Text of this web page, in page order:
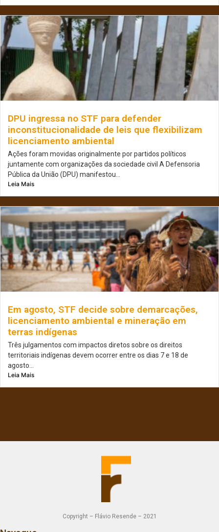
DPU ingressa no STF para defender
inconstitucionalidade de leis que flexibilizam
licenciamento ambiental
Ações foram movidas originalmente por partidos políticos
juntamente com organizações da sociedade civil A Defensoria
Pública da União (DPU) manifestou...
Leia Mais
Em agosto, STF decide sobre demarcações,
licenciamento ambiental e mineração em
terras indígenas
Três julgamentos com impactos diretos sobre os direitos
territoriais indígenas devem ocorrer entre os dias 7 e 18 de
agosto...
Leia Mais
Copyright – Flávio Resende – 2021